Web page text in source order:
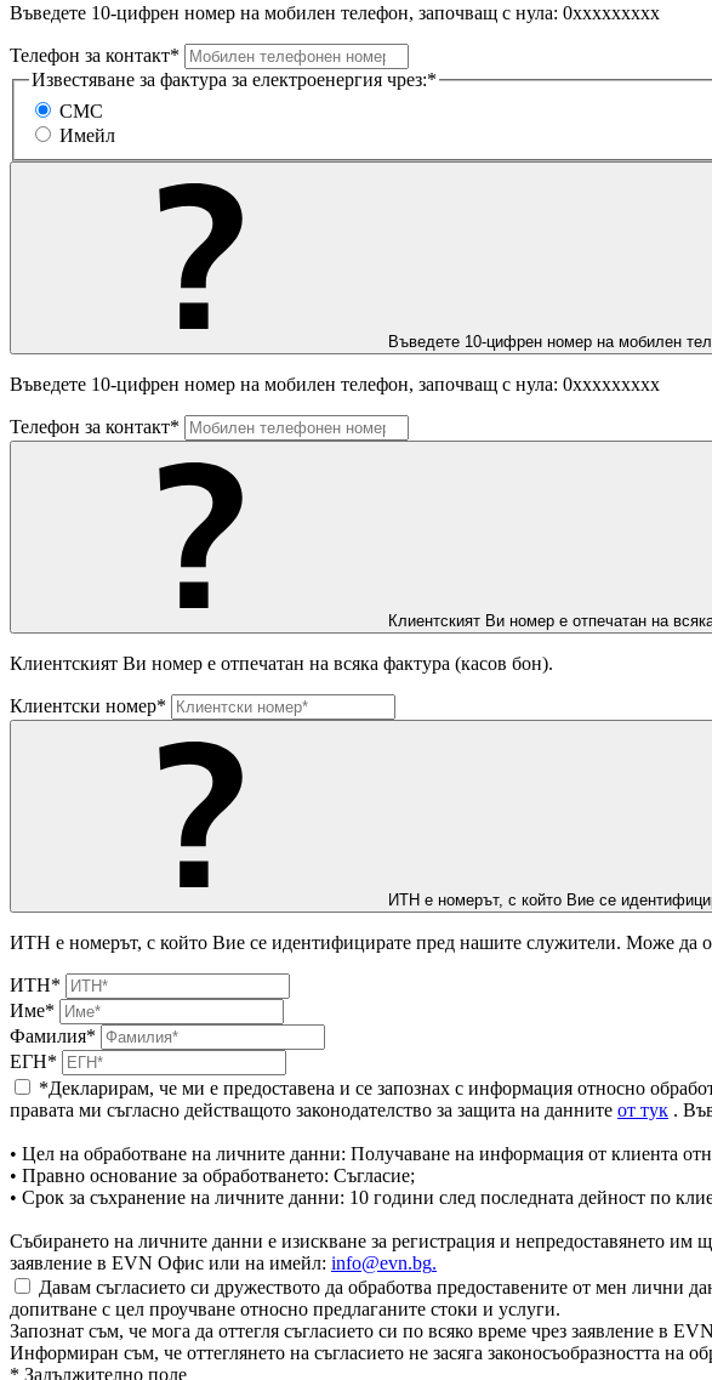
Въведете 10-цифрен номер на мобилен телефон, започващ с нула: 0ххххххххх
Телефон за контакт*
Известяване за фактура за електроенергия чрез:*
СМС
Имейл
Въведете 10-цифрен номер на мобилен
Въведете 10-цифрен номер на мобилен телефон, започващ с нула: 0ххххххххх
Телефон за контакт*
Клиентският Ви номер е отпечатан на
Клиентският Ви номер е отпечатан на всяка фактура (касов бон).
Клиентски номер*
ИТН е номерът, с който Вие се
ИТН е номерът, с който Вие се идентифицирате пред нашите служители. Може да
ИТН*
Име*
Фамилия*
ЕГН*
*Декларирам, че ми е предоставена и се запознах с информация относно
правата ми съгласно действащото законодателство за защита на данните от тук .
• Цел на обработване на личните данни: Получаване на информация от клиента
• Правно основание за обработването: Съгласие;
• Срок за съхранение на личните данни: 10 години след последната дейност по
Събирането на личните данни е изискване за регистрация и непредоставянето им
заявление в EVN Офис или на имейл: info@evn.bg.
Давам съгласието си дружеството да обработва предоставените от мен лични
допитване с цел проучване относно предлаганите стоки и услуги.
Запознат съм, че мога да оттегля съгласието си по всяко време чрез заявление в
Информиран съм, че оттеглянето на съгласието не засяга законосъобразността на
* Задължително поле